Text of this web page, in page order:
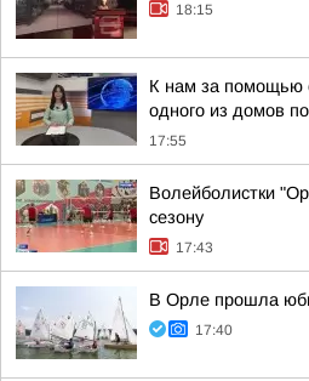
18:15
К нам за помощью
одного из домов
17:55
Волейболистки
сезону
17:43
В Орле прошла
17:40